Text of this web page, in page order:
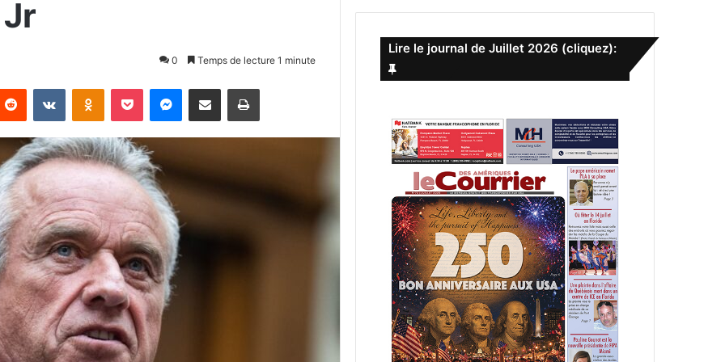
0 Temps de lecture 1 minute
c
h
:
Lire le journal de Juillet 2026 (cliquez):